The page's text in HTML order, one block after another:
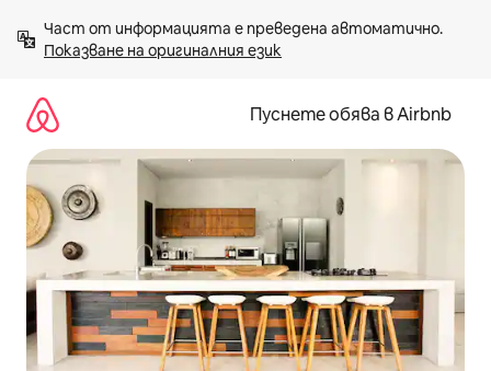
към
съдържанието
Показване на оригиналния език
Пуснете обява в Airbnb